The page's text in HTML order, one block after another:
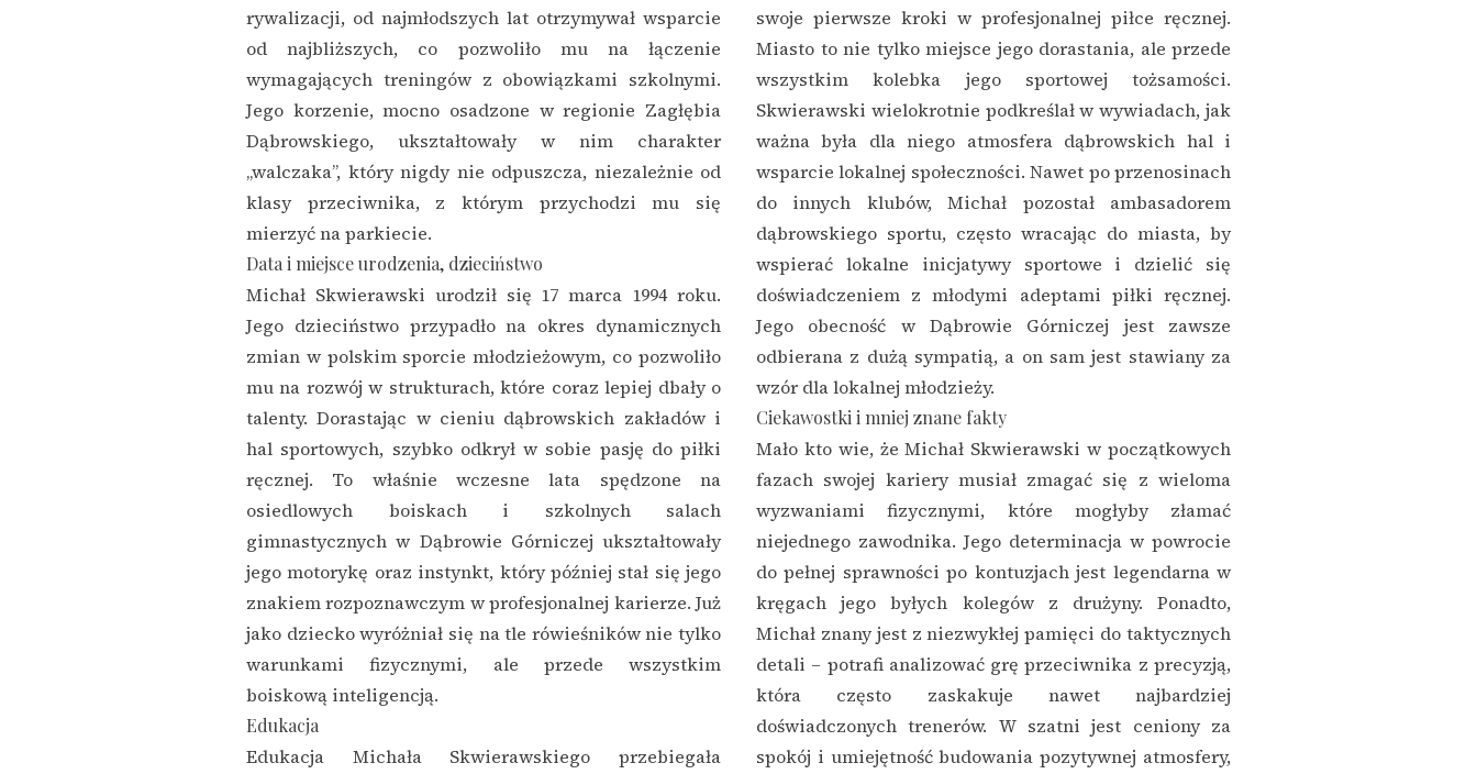
rywalizacji, od najmłodszych lat otrzymywał wsparcie
od najbliższych, co pozwoliło mu na łączenie
wymagających treningów z obowiązkami szkolnymi.
Jego korzenie, mocno osadzone w regionie Zagłębia
Dąbrowskiego, ukształtowały w nim charakter
„walczaka”, który nigdy nie odpuszcza, niezależnie od
klasy przeciwnika, z którym przychodzi mu się
mierzyć na parkiecie.
Data i miejsce urodzenia, dzieciństwo
Michał Skwierawski urodził się 17 marca 1994 roku.
Jego dzieciństwo przypadło na okres dynamicznych
zmian w polskim sporcie młodzieżowym, co pozwoliło
mu na rozwój w strukturach, które coraz lepiej dbały o
talenty. Dorastając w cieniu dąbrowskich zakładów i
hal sportowych, szybko odkrył w sobie pasję do piłki
ręcznej. To właśnie wczesne lata spędzone na
osiedlowych boiskach i szkolnych salach
gimnastycznych w Dąbrowie Górniczej ukształtowały
jego motorykę oraz instynkt, który później stał się jego
znakiem rozpoznawczym w profesjonalnej karierze. Już
jako dziecko wyróżniał się na tle rówieśników nie tylko
warunkami fizycznymi, ale przede wszystkim
boiskową inteligencją.
Edukacja
Edukacja Michała Skwierawskiego przebiegała
swoje pierwsze kroki w profesjonalnej piłce ręcznej.
Miasto to nie tylko miejsce jego dorastania, ale przede
wszystkim kolebka jego sportowej tożsamości.
Skwierawski wielokrotnie podkreślał w wywiadach, jak
ważna była dla niego atmosfera dąbrowskich hal i
wsparcie lokalnej społeczności. Nawet po przenosinach
do innych klubów, Michał pozostał ambasadorem
dąbrowskiego sportu, często wracając do miasta, by
wspierać lokalne inicjatywy sportowe i dzielić się
doświadczeniem z młodymi adeptami piłki ręcznej.
Jego obecność w Dąbrowie Górniczej jest zawsze
odbierana z dużą sympatią, a on sam jest stawiany za
wzór dla lokalnej młodzieży.
Ciekawostki i mniej znane fakty
Mało kto wie, że Michał Skwierawski w początkowych
fazach swojej kariery musiał zmagać się z wieloma
wyzwaniami fizycznymi, które mogłyby złamać
niejednego zawodnika. Jego determinacja w powrocie
do pełnej sprawności po kontuzjach jest legendarna w
kręgach jego byłych kolegów z drużyny. Ponadto,
Michał znany jest z niezwykłej pamięci do taktycznych
detali – potrafi analizować grę przeciwnika z precyzją,
która często zaskakuje nawet najbardziej
doświadczonych trenerów. W szatni jest ceniony za
spokój i umiejętność budowania pozytywnej atmosfery,